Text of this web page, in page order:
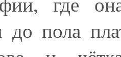
до пола